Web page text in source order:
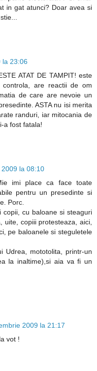
in gat atunci? Doar avea si
la 23:06
ATAT DE TAMPIT! este
are reactii de om
de care are nevoie un
ASTA nu isi merita
randuri, iar mitocania de
a fost fatala!
la 08:10
imi place ca face toate
pentru un presedinte si
Porc.
copii, cu baloane si steaguri
uite, copiii protesteaza, aici,
pe baloanele si steguletele
Udrea, mototolita, printr-un
la inaltime),si aia va fi un
2009 la 21:17
vot !